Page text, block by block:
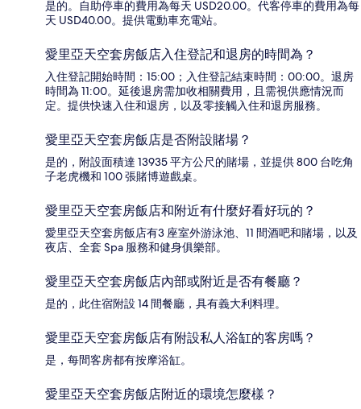
是的。自助停車的費用為每天 USD20.00。代客停車的費用為每
天 USD40.00。提供電動車充電站。
愛里亞天空套房飯店入住登記和退房的時間為？
入住登記開始時間：15:00；入住登記結束時間：00:00。退房
時間為 11:00。延後退房需加收相關費用，且需視供應情況而
定。提供快速入住和退房，以及零接觸入住和退房服務。
愛里亞天空套房飯店是否附設賭場？
是的，附設面積達 13935 平方公尺的賭場，並提供 800 台吃角
子老虎機和 100 張賭博遊戲桌。
愛里亞天空套房飯店和附近有什麼好看好玩的？
愛里亞天空套房飯店有3 座室外游泳池、11 間酒吧和賭場，以及
夜店、全套 Spa 服務和健身俱樂部。
愛里亞天空套房飯店內部或附近是否有餐廳？
是的，此住宿附設 14 間餐廳，具有義大利料理。
愛里亞天空套房飯店有附設私人浴缸的客房嗎？
是，每間客房都有按摩浴缸。
愛里亞天空套房飯店附近的環境怎麼樣？